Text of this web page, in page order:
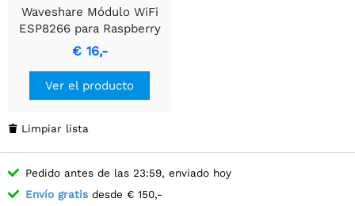
Waveshare Módulo WiFi
ESP8266 para Raspberry
Pi Pico, Compatible con
Protocolo TCP/UDP
€ 16,-
Ver el producto
 Limpiar lista
Pedido antes de las 23:59, enviado hoy
Envío gratis desde € 150,-